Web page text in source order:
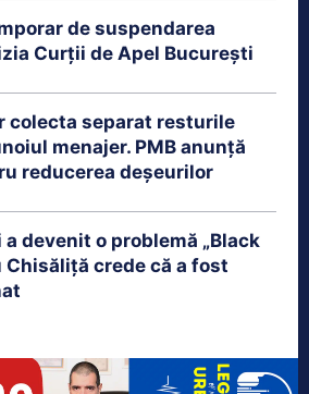
de suspendarea
Curții de Apel București
colecta separat resturile
menajer. PMB anunță
reducerea deșeurilor
devenit o problemă „Black
Chisăliță crede că a fost